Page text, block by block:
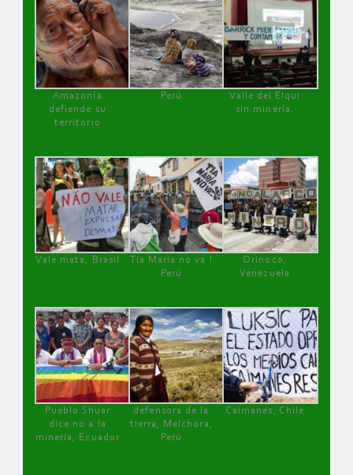
Amazonía
defiende su
territorio
Perú
Valle del Elqui
sin minería.
Vale mata, Brasil
Tía María no va !
Perú
Orinoco,
Venezuela
Pueblo Shuar
dice no a la
minería, Ecuador
defensora de la
tierra, Melchora,
Perú
Caimanes, Chile